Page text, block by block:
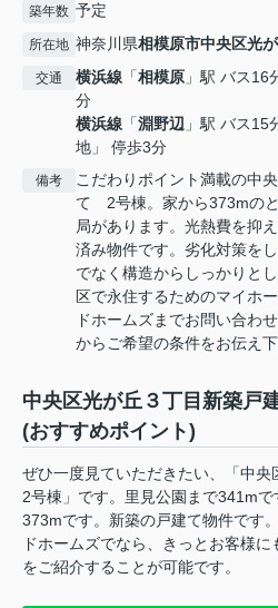
築年数 予定
所在地 神奈川県相模原市中央区光
交通 横浜線 「相模原 」駅 バス16
分
横浜線 「淵野辺 」駅 バス15
地」 停歩3分
備考
こだわりポイント満載の中
て 2号棟。家から373mの
局があります。光熱費を抑
済み物件です。劣化対策を
でなく構造からしっかりと
区で永住するためのマイホ
ドホームズまでお問い合わ
からご希望の条件をお伝え下
中央区光が丘３丁目新築戸
(おすすめポイント)
ぜひ一度見ていただきたい、「中
2号棟」です。里見公園まで341m
373mです。新築の戸建て物件です
ドホームズでなら、きっとお客様
をご紹介することが可能です。